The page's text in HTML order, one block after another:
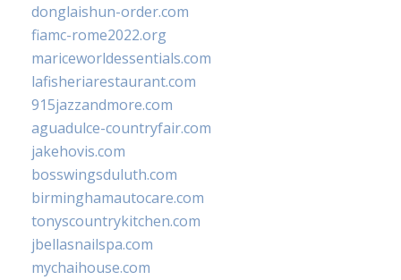
donglaishun-order.com
fiamc-rome2022.org
mariceworldessentials.com
lafisheriarestaurant.com
915jazzandmore.com
aguadulce-countryfair.com
jakehovis.com
bosswingsduluth.com
birminghamautocare.com
tonyscountrykitchen.com
jbellasnailspa.com
mychaihouse.com